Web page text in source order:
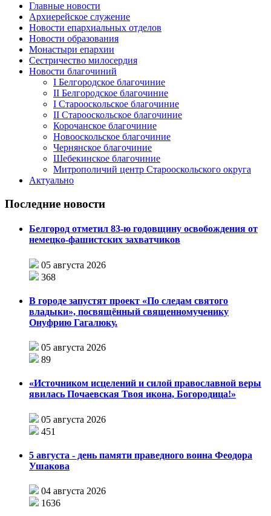
Главные новости
Архиерейское служение
Новости епархиальных отделов
Новости образования
Монастыри епархии
Сестричество милосердия
Новости благочиний
I Белгородское благочиние
II Белгородское благочиние
I Старооскольское благочиние
II Старооскольское благочиние
Корочанское благочиние
Новооскольское благочиние
Чернянское благочиние
Шебекинское благочиние
Митрополичий центр Старооскольского округа
Актуально
Последние новости
Белгород отметил 83-ю годовщину освобождения от
немецко-фашистских захватчиков
05 августа 2026
368
В городе запустят проект «По следам святого
владыки», посвящённый священномученику
Онуфрию Гагалюку.
05 августа 2026
89
«Источником исцелений и силой православной веры
явилась Почаевская Твоя икона, Богородица!»
05 августа 2026
451
5 августа - день памяти праведного воина Феодора
Ушакова
04 августа 2026
1636